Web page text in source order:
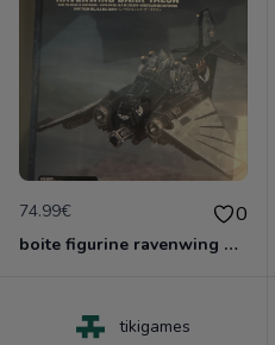
74.99€ 0
boite figurine ravenwing dark talon gamesworshop neuf blister
tikigames